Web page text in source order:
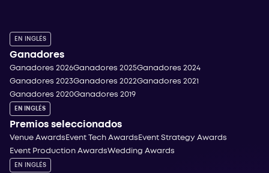
EN INGLÉS
Ganadores
Ganadores 2026Ganadores 2025Ganadores 2024
Ganadores 2023Ganadores 2022Ganadores 2021
Ganadores 2020Ganadores 2019
EN INGLÉS
Premios seleccionados
Venue Awards Event Tech Awards Event Strategy Awards
Event Production AwardsWedding Awards
EN INGLÉS